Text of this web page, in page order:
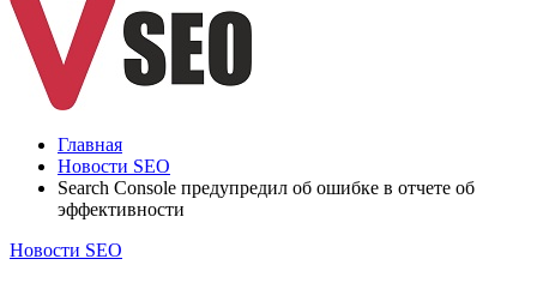
Главная
Новости SEO
Search Console предупредил об ошибке в отчете об
эффективности
Новости SEO